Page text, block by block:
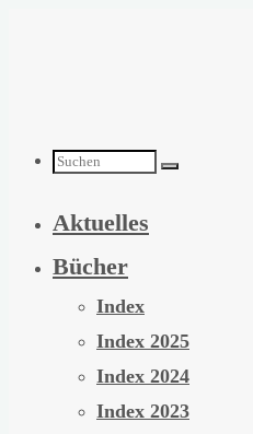
Suchen
nach:
Aktuelles
Bücher
Index
Index 2025
Index 2024
Index 2023